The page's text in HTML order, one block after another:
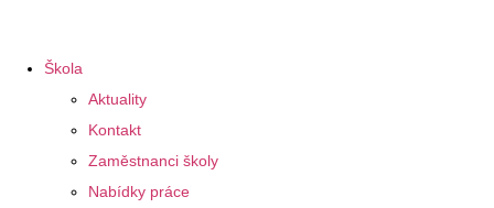
Škola
Aktuality
Kontakt
Zaměstnanci školy
Nabídky práce